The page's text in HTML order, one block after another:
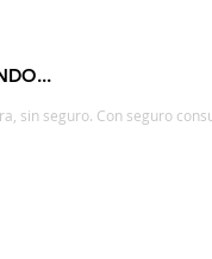
sin seguro. Con seguro